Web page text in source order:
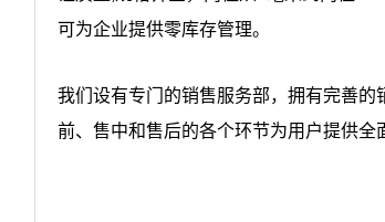
可为企业提供零库存管理。
我们设有专门的销售服务部，拥有完善
前、售中和售后的各个环节为用户提供全